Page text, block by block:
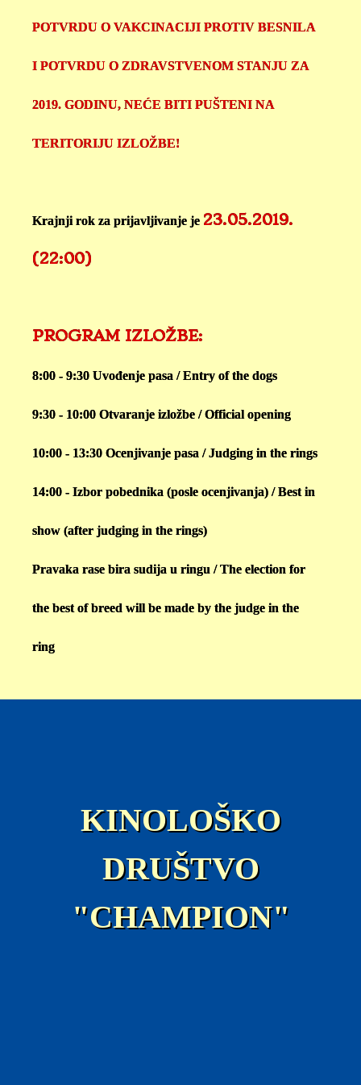
POTVRDU O VAKCINACIJI PROTIV BESNILA
I POTVRDU O ZDRAVSTVENOM STANJU ZA
2019. GODINU, NEĆE BITI PUŠTENI NA
TERITORIJU IZLOŽBE!
Krajnji rok za prijavljivanje je 23.05.2019.
(22:00)
PROGRAM IZLOŽBE:
8:00 - 9:30 Uvođenje pasa / Entry of the dogs
9:30 - 10:00 Otvaranje izložbe / Official opening
10:00 - 13:30 Ocenjivanje pasa / Judging in the rings
14:00 - Izbor pobednika (posle ocenjivanja) / Best in
show (after judging in the rings)
Pravaka rase bira sudija u ringu / The election for
the best of breed will be made by the judge in the
ring
KINOLOŠKO
DRUŠTVO
"CHAMPION"